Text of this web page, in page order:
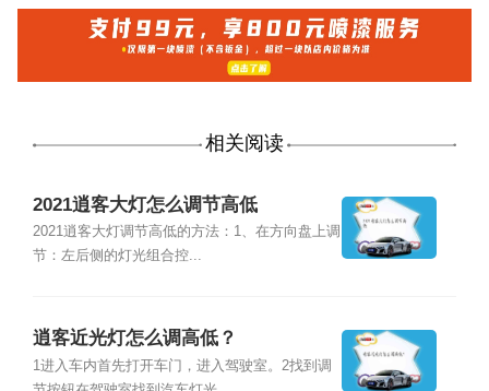
相关阅读
2021逍客大灯怎么调节高低
2021逍客大灯调节高低的方法：1、在方向盘上调
节：左后侧的灯光组合控...
逍客近光灯怎么调高低？
1进入车内首先打开车门，进入驾驶室。2找到调